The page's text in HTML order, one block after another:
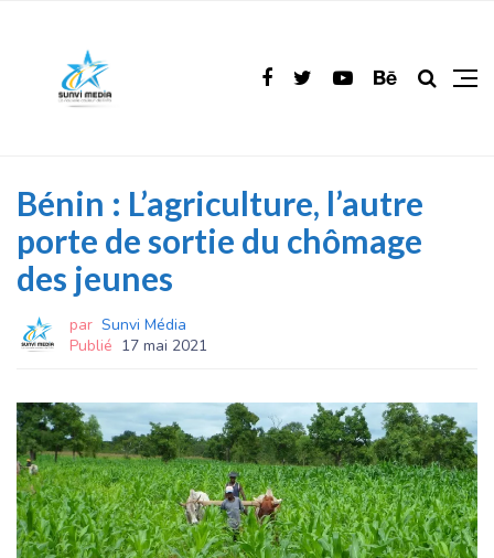
Bénin : L’agriculture, l’autre
porte de sortie du chômage
des jeunes
par Sunvi Média
Publié 17 mai 2021